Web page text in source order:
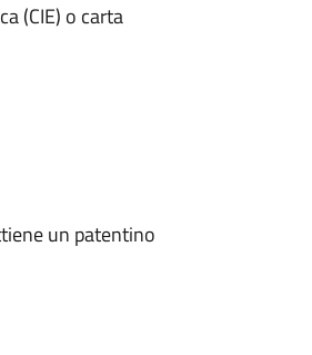
(CIE) o carta
un patentino